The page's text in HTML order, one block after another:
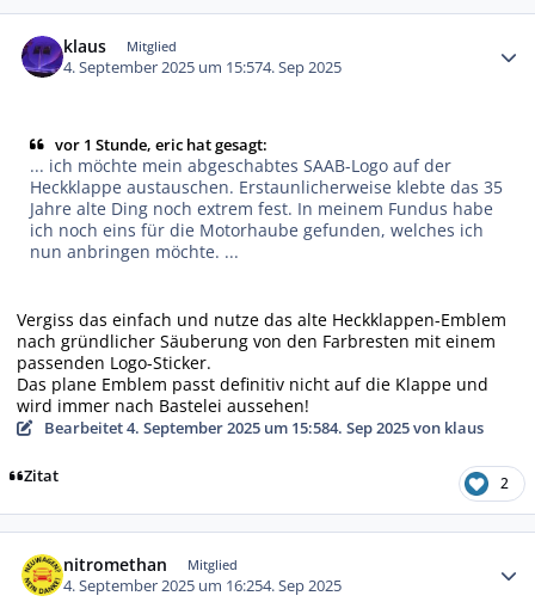
klaus Mitglied
4. September 2025 um 15:574. Sep 2025
vor 1 Stunde, eric hat gesagt:
... ich möchte mein abgeschabtes SAAB-Logo auf der
Heckklappe austauschen. Erstaunlicherweise klebte das 35
Jahre alte Ding noch extrem fest. In meinem Fundus habe
ich noch eins für die Motorhaube gefunden, welches ich
nun anbringen möchte. ...
Vergiss das einfach und nutze das alte Heckklappen-Emblem
nach gründlicher Säuberung von den Farbresten mit einem
passenden Logo-Sticker.
Das plane Emblem passt definitiv nicht auf die Klappe und
wird immer nach Bastelei aussehen!
Bearbeitet4. September 2025 um 15:584. Sep 2025von klaus
Zitat 2
nitromethan Mitglied
4. September 2025 um 16:254. Sep 2025